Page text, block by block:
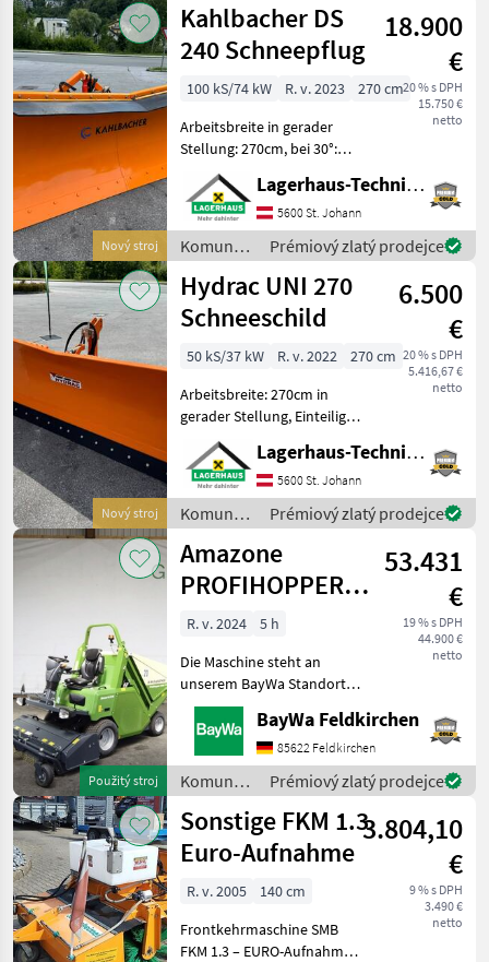
Nový stroj
Kahlbacher DS
240 Schneepflug
18.900
€
20 % s DPH
15.750 €
netto
100 kS/74 kW R. v. 2023
270 cm
Arbeitsbreite in gerader
Stellung: 270cm, bei 30°:
240cm, mit Schneeblende
Gummi, lagernd und sofort
verfügbar. Wir bitten
telefonisch oder per Mail
Ihren Besuch be
Lagerhaus-Technik St. Johann
5600 St. Johann
Komunálne
stroje /
Kahlbacher
Prémiový zlatý prodejce
Nový stroj
Hydrac UNI 270
Schneeschild
6.500
€
20 % s DPH
5.416,67 €
netto
50 kS/37 kW R. v. 2022
270 cm
Arbeitsbreite: 270cm in
gerader Stellung, Einteiliges
Schild mit
überlastsicherung, hydr.
Schwenkbar, 3- Punkt
Anbau, Schwenkbereich
+-30°, mit Schockventil,
lagernd
Lagerhaus-Technik St. Johann
5600 St. Johann
Komunálne
stroje /
Hydrac
Prémiový zlatý prodejce
Použitý stroj
Amazone
PROFIHOPPER
SMARTLINE
PH1500
53.431
€
19 % s DPH
44.900 €
netto
R. v. 2024
5 h
Die Maschine steht an
unserem BayWa Standort in
DE-89155 Erbach.Gerne
steht Ihnen Herr Straub
unter Tel.: 07305 173 52 für
Ihre Anfrage zur
Verfügung!ProfiHopper PH
BayWa Feldkirchen
85622 Feldkirchen
Komunálne
stroje /
Amazone
Prémiový zlatý prodejce
Sonstige FKM 1.3
Euro-Aufnahme
3.804,10
€
9 % s DPH
3.490 €
netto
R. v. 2005
140 cm
Frontkehrmaschine SMB
FKM 1.3 – EURO-Aufnahme